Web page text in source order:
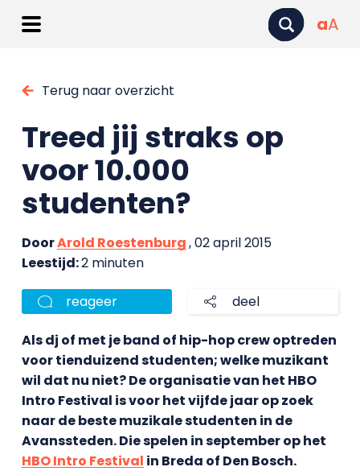
aA
Terug naar overzicht
Treed jij straks op
voor 10.000
studenten?
DoorArold Roestenburg, 02 april 2015
Leestijd:2 minuten
reageer deel
Als dj of met je band of hip-hop crew optreden
voor tienduizend studenten; welke muzikant
wil dat nu niet? De organisatie van het HBO
Intro Festival is voor het vijfde jaar op zoek
naar de beste muzikale studenten in de
Avanssteden. Die spelen in september op het
HBO Intro Festival in Breda of Den Bosch.